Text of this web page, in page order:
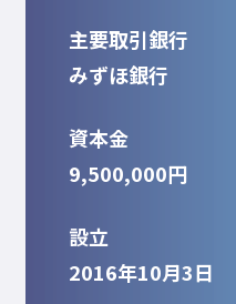
主要取引銀行
みずほ銀行
資本金
9,500,000円
設立
2016年10月3日